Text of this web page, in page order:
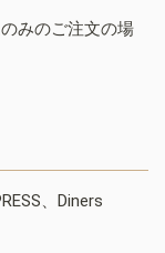
みのご注文の場
、Diners